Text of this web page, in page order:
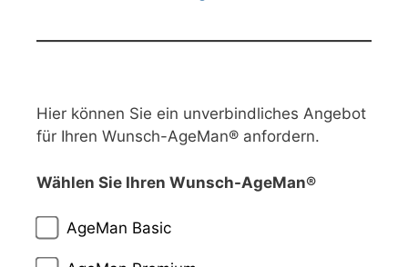
Hier können Sie ein unverbindliches Angebot
für Ihren Wunsch-AgeMan® anfordern.
Wählen Sie Ihren Wunsch-AgeMan®
AgeMan Basic